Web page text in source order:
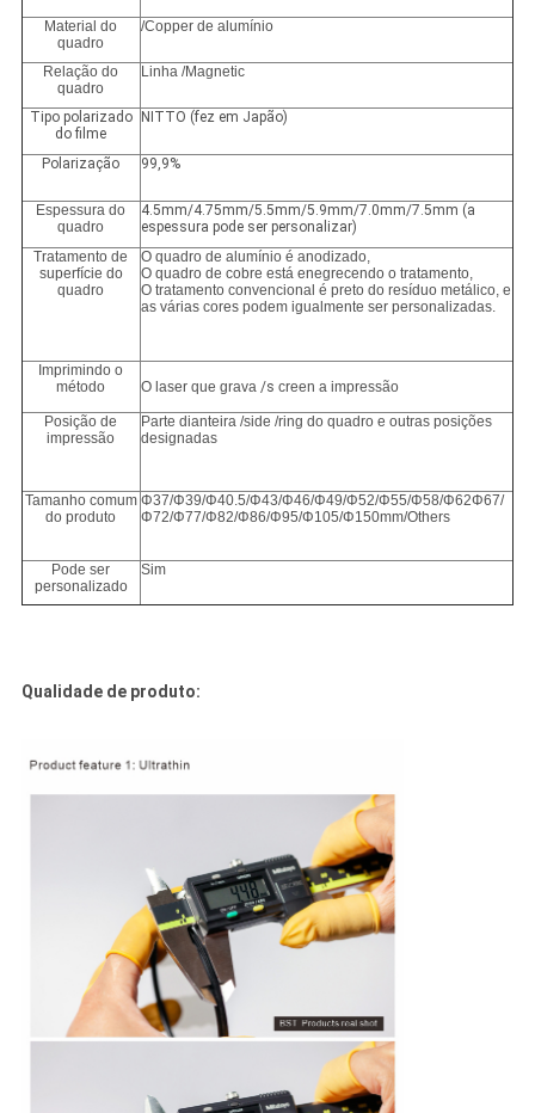
Material do
quadro
/Copper de alumínio
Relação do
quadro
Linha /Magnetic
Tipo polarizado
do filme
NITTO (fez em Japão)
Polarização 99,9%
Espessura do
quadro
4.5mm/4.75mm/5.5mm/5.9mm/7.0mm/7.5mm (a
espessura pode ser personalizar)
Tratamento de
superfície do
quadro
O quadro de alumínio é anodizado,
O quadro de cobre está enegrecendo o tratamento,
O tratamento convencional é preto do resíduo metálico, e
as várias cores podem igualmente ser personalizadas.
Imprimindo o
método
O laser que grava/s creen a impressão
Posição de
impressão
Parte dianteira /side /ring do quadro e outras posições
designadas
Tamanho comum
do produto
Φ37/Φ39/Φ40.5/Φ43/Φ46/Φ49/Φ52/Φ55/Φ58/Φ62Φ67/
Φ72/Φ77/Φ82/Φ86/Φ95/Φ105/Φ150mm/Others
Pode ser
personalizado
Sim
Qualidade de produto: